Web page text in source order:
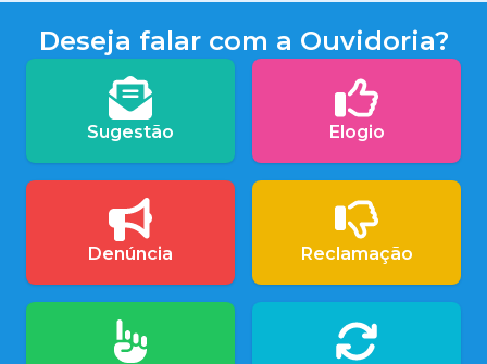
Deseja falar com a Ouvidoria?
Sugestão Elogio
Denúncia Reclamação